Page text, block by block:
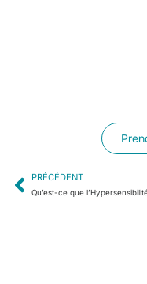
PRÉCÉDENT
Qu’est-ce que